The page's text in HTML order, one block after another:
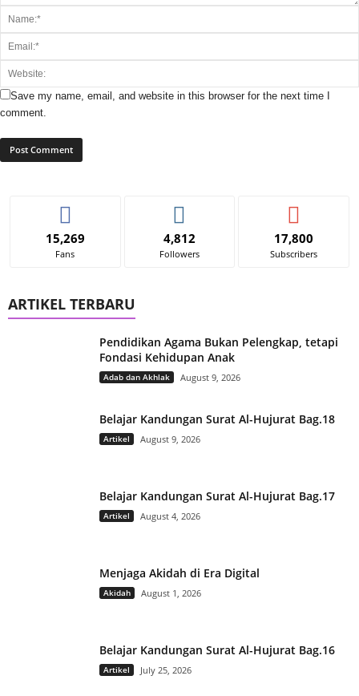
Save my name, email, and website in this browser for the next time I
comment.
15,269
Fans
4,812
Followers
17,800
Subscribers
ARTIKEL TERBARU
Pendidikan Agama Bukan Pelengkap, tetapi
Fondasi Kehidupan Anak
Adab dan Akhlak August 9, 2026
Belajar Kandungan Surat Al-Hujurat Bag.18
Artikel August 9, 2026
Belajar Kandungan Surat Al-Hujurat Bag.17
Artikel August 4, 2026
Menjaga Akidah di Era Digital
Akidah August 1, 2026
Belajar Kandungan Surat Al-Hujurat Bag.16
Artikel July 25, 2026